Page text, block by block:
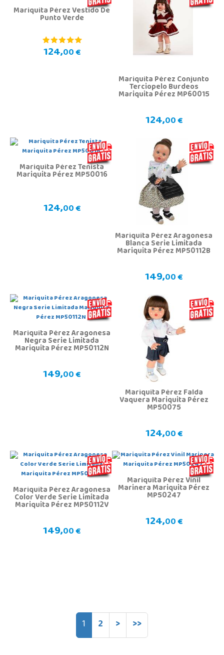
Mariquita Pérez Vestido De
Punto Verde
124,00 €
Mariquita Pérez Conjunto
Terciopelo Burdeos
Mariquita Pérez MP60015
124,00 €
Mariquita Pérez Tenista
Mariquita Pérez MP50016
124,00 €
Mariquita Pérez Aragonesa
Blanca Serie Limitada
Mariquita Pérez MP50112B
149,00 €
Mariquita Pérez Aragonesa
Negra Serie Limitada
Mariquita Pérez MP50112N
149,00 €
Mariquita Pérez Falda
Vaquera Mariquita Pérez
MP50075
124,00 €
Mariquita Pérez Aragonesa
Color Verde Serie Limitada
Mariquita Pérez MP50112V
149,00 €
Mariquita Pérez Vinil
Marinera Mariquita Pérez
MP50247
124,00 €
1 2 > >>